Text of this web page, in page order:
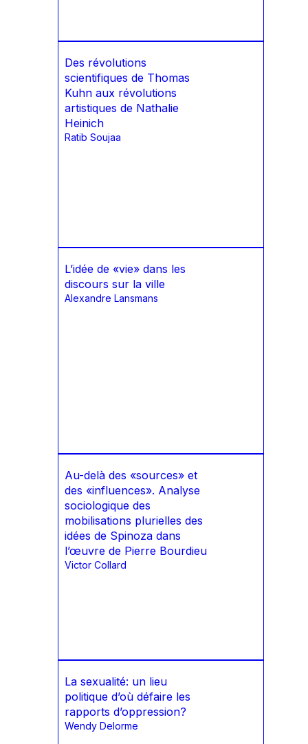
Des révolutions
scientifiques de Thomas
Kuhn aux révolutions
artistiques de Nathalie
Heinich
Ratib Soujaa
L’idée de «vie» dans les
discours sur la ville
Alexandre Lansmans
Au-delà des «sources» et
des «influences». Analyse
sociologique des
mobilisations plurielles des
idées de Spinoza dans
l’œuvre de Pierre Bourdieu
Victor Collard
La sexualité: un lieu
politique d’où défaire les
rapports d’oppression?
Wendy Delorme